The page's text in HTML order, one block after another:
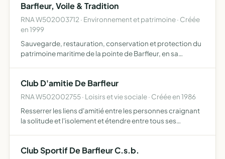
Barfleur, Voile & Tradition
RNA W502003712 · Environnement et patrimoine · Créée
en 1999
Sauvegarde, restauration, conservation et protection du
patrimoine maritime de la pointe de Barfleur, en sa
conser…
Club D'amitie De Barfleur
RNA W502002755 · Loisirs et vie sociale · Créée en 1986
Resserrer les liens d'amitié entre les personnes craignant
la solitude et l'isolement et étendre entre tous ses
Club Sportif De Barfleur C.s.b.